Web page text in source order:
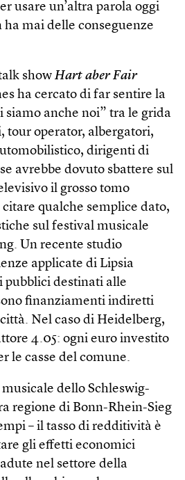
usare un’altra parola oggi
mai delle conseguenze
show Hart aber Fair
ha cercato di far sentire la
siamo anche noi” tra le grida
tour operator, albergatori,
dirigenti di
avrebbe dovuto sbattere sul
il grosso tomo
qualche semplice dato,
sul festival musicale
Un recente studio
applicate di Lipsia
pubblici destinati alle
finanziamenti indiretti
Nel caso di Heidelberg,
4.05: ogni euro investito
le casse del comune.
dello Schleswig-
regione di Bonn-Rhein-Sieg
– il tasso di redditività è
gli effetti economici
nel settore della